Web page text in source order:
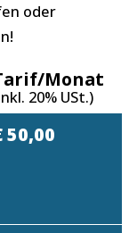
oder
Monat
20% USt.)
50,00